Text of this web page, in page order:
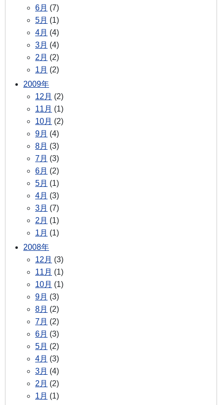
6月 (7)
5月 (1)
4月 (4)
3月 (4)
2月 (2)
1月 (2)
2009年
12月 (2)
11月 (1)
10月 (2)
9月 (4)
8月 (3)
7月 (3)
6月 (2)
5月 (1)
4月 (3)
3月 (7)
2月 (1)
1月 (1)
2008年
12月 (3)
11月 (1)
10月 (1)
9月 (3)
8月 (2)
7月 (2)
6月 (3)
5月 (2)
4月 (3)
3月 (4)
2月 (2)
1月 (1)